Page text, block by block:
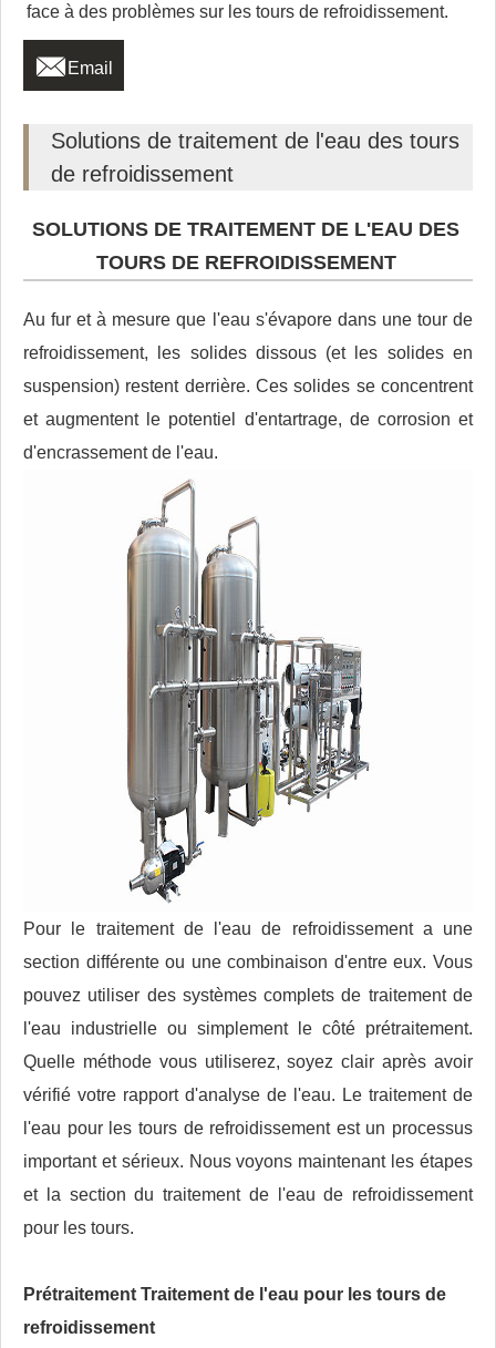
face à des problèmes sur les tours de refroidissement.
 Email
Solutions de traitement de l'eau des tours
de refroidissement
SOLUTIONS DE TRAITEMENT DE L'EAU DES
TOURS DE REFROIDISSEMENT
Au fur et à mesure que l'eau s'évapore dans une tour de
refroidissement, les solides dissous (et les solides en
suspension) restent derrière. Ces solides se concentrent
et augmentent le potentiel d'entartrage, de corrosion et
d'encrassement de l'eau.
Pour le traitement de l'eau de refroidissement a une
section différente ou une combinaison d'entre eux. Vous
pouvez utiliser des systèmes complets de traitement de
l'eau industrielle ou simplement le côté prétraitement.
Quelle méthode vous utiliserez, soyez clair après avoir
vérifié votre rapport d'analyse de l'eau. Le traitement de
l'eau pour les tours de refroidissement est un processus
important et sérieux. Nous voyons maintenant les étapes
et la section du traitement de l'eau de refroidissement
pour les tours.
Prétraitement Traitement de l'eau pour les tours de
refroidissement